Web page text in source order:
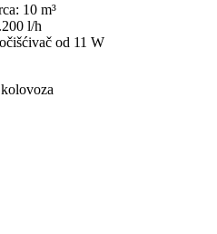
10 m³
l/h
od 11 W